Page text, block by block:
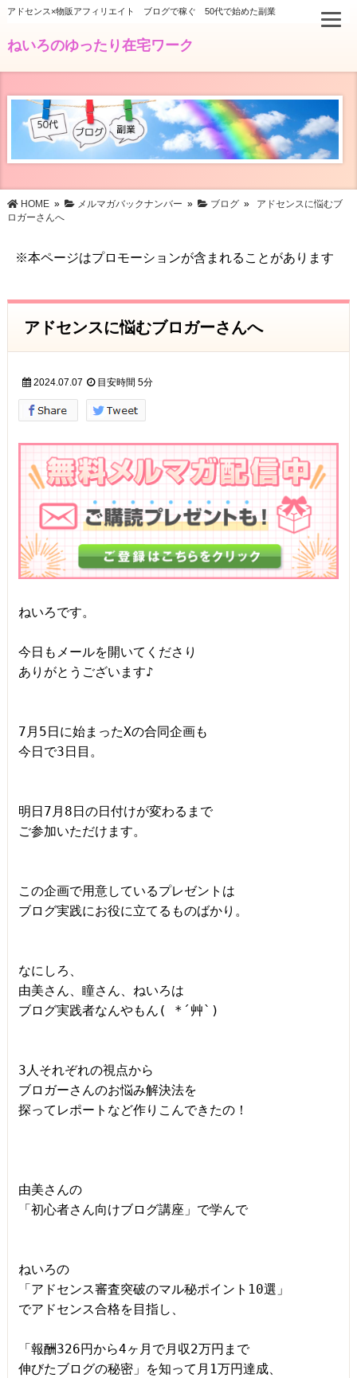
アドセンス×物販アフィリエイト ブログで稼ぐ 50代で始めた副業
ねいろのゆったり在宅ワーク
HOME» メルマガバックナンバー » ブログ»
アドセンスに悩むブ
ロガーさんへ
※本ページはプロモーションが含まれることがあります
アドセンスに悩むブロガーさんへ
2024.07.07 目安時間 5分
ねいろです。
今日もメールを開いてくださり
ありがとうございます♪
7月5日に始まったXの合同企画も
今日で3日目。
明日7月8日の日付けが変わるまで
ご参加いただけます。
この企画で用意しているプレゼントは
ブログ実践にお役に立てるものばかり。
なにしろ、
由美さん、瞳さん、ねいろは
ブログ実践者なんやもん( *´艸`)
3人それぞれの視点から
ブロガーさんのお悩み解決法を
探ってレポートなど作りこんできたの！
由美さんの
「初心者さん向けブログ講座」で学んで
ねいろの
「アドセンス審査突破のマル秘ポイント10選」
でアドセンス合格を目指し、
「報酬326円から4ヶ月で月収2万円まで
伸びたブログの秘密」を知って月1万円達成、